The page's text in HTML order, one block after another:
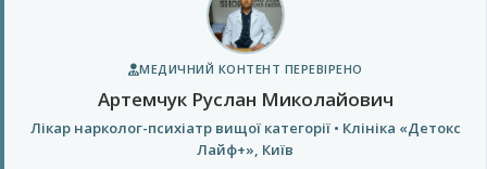
МЕДИЧНИЙ КОНТЕНТ ПЕРЕВІРЕНО
Артемчук Руслан Миколайович
Лікар нарколог-психіатр вищої категорії • Клініка «Детокс
Лайф+», Київ